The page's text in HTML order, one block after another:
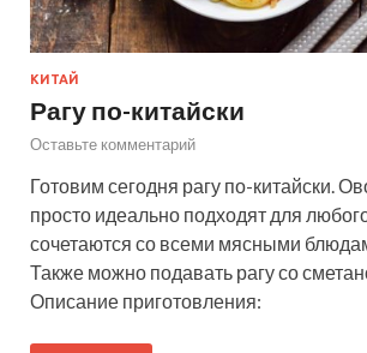
КИТАЙ
Рагу по-китайски
Оставьте комментарий
Готовим сегодня рагу по-китайски.
просто идеально подходят для
сочетаются со всеми мясными
Также можно подавать рагу со
Описание приготовления: